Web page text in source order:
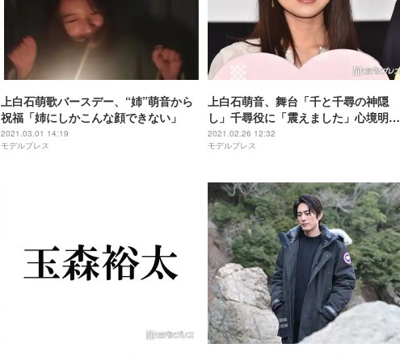
上白石萌歌バースデー、“姉”萌音から
祝福「姉にしかこんな顔できない」
2021.03.01 14:19
モデルプレス
上白石萌音、舞台「千と千尋の神隠
し」千尋役に「震えました」心境明か
す
2021.02.26 12:32
モデルプレス